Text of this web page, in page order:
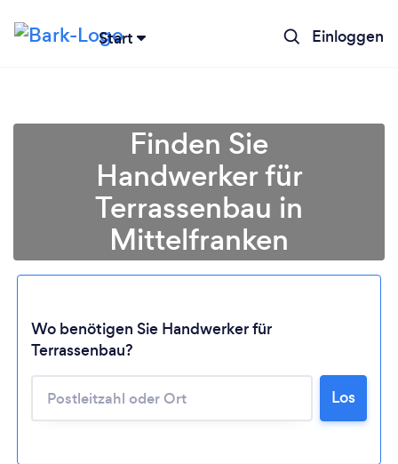
Start Einloggen
Lädt ...
Bitte warten ...
Finden Sie
Handwerker für
Terrassenbau in
Mittelfranken
Wo benötigen Sie Handwerker für
Terrassenbau?
Los